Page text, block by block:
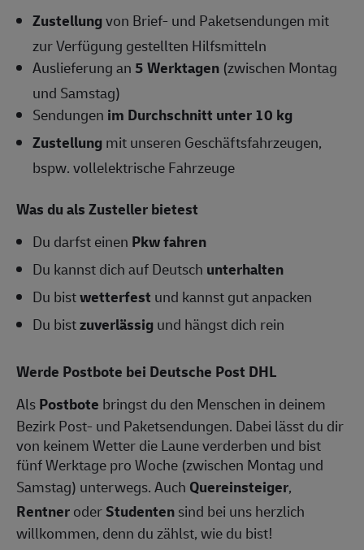
Zustellungvon Brief- und Paketsendungen mit
zur Verfügung gestellten Hilfsmitteln
Auslieferung an5 Werktagen (zwischen Montag
und Samstag)
Sendungen im Durchschnitt unter 10 kg
Zustellungmit unseren Geschäftsfahrzeugen,
bspw. vollelektrische Fahrzeuge
Was du als Zusteller bietest
Du darfst einen Pkw fahren
Du kannst dich auf Deutsch unterhalten
Du bistwetterfest und kannst gut anpacken
Du bistzuverlässigund hängst dich rein
Werde Postbote bei Deutsche Post DHL
AlsPostbote bringst du den Menschen in deinem
Bezirk Post- und Paketsendungen. Dabei lässt du dir
von keinem Wetter die Laune verderben und bist
fünf Werktage pro Woche (zwischen Montag und
Samstag) unterwegs. Auch Quereinsteiger,
RentneroderStudentensind bei uns herzlich
willkommen, denn du zählst, wie du bist!